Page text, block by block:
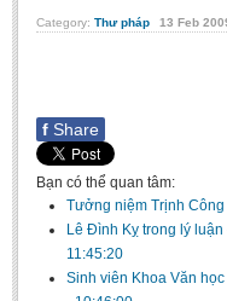
Department of Sinology-Nom
Department of Arts Studies
Center of Sinology and Nom
Images - Events
ACADEMIC
Category: Thư pháp 13 Feb
f Share
Bạn có thể quan tâm:
Tưởng niệm Trịnh Công
Lê Đình Kỵ trong lý
11:45:20
Sinh viên Khoa Văn